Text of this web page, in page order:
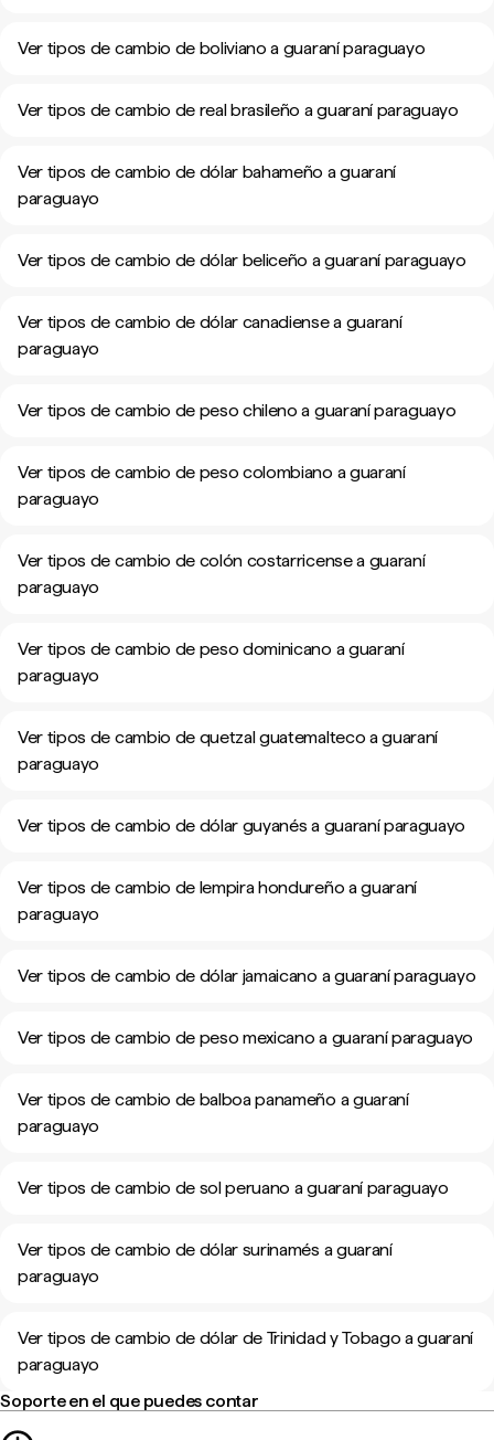
Ver tipos de cambio de boliviano a guaraní paraguayo
Ver tipos de cambio de real brasileño a guaraní paraguayo
Ver tipos de cambio de dólar bahameño a guaraní
paraguayo
Ver tipos de cambio de dólar beliceño a guaraní paraguayo
Ver tipos de cambio de dólar canadiense a guaraní
paraguayo
Ver tipos de cambio de peso chileno a guaraní paraguayo
Ver tipos de cambio de peso colombiano a guaraní
paraguayo
Ver tipos de cambio de colón costarricense a guaraní
paraguayo
Ver tipos de cambio de peso dominicano a guaraní
paraguayo
Ver tipos de cambio de quetzal guatemalteco a guaraní
paraguayo
Ver tipos de cambio de dólar guyanés a guaraní paraguayo
Ver tipos de cambio de lempira hondureño a guaraní
paraguayo
Ver tipos de cambio de dólar jamaicano a guaraní paraguayo
Ver tipos de cambio de peso mexicano a guaraní paraguayo
Ver tipos de cambio de balboa panameño a guaraní
paraguayo
Ver tipos de cambio de sol peruano a guaraní paraguayo
Ver tipos de cambio de dólar surinamés a guaraní
paraguayo
Ver tipos de cambio de dólar de Trinidad y Tobago a guaraní
paraguayo
Soporte en el que puedes contar